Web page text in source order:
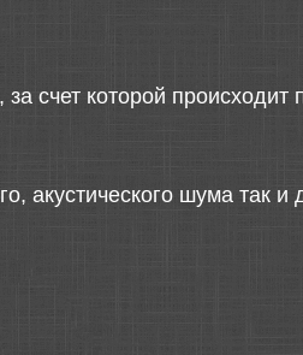
счет которой происходит
акустического шума так и